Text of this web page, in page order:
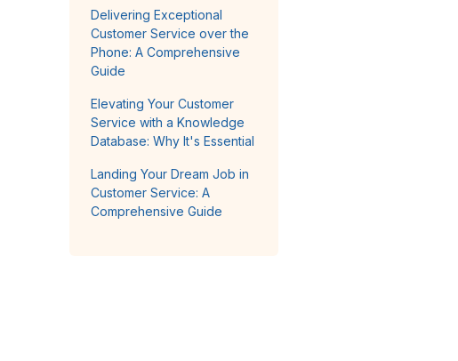
Delivering Exceptional
Customer Service over the
Phone: A Comprehensive
Guide
Elevating Your Customer
Service with a Knowledge
Database: Why It's Essential
Landing Your Dream Job in
Customer Service: A
Comprehensive Guide